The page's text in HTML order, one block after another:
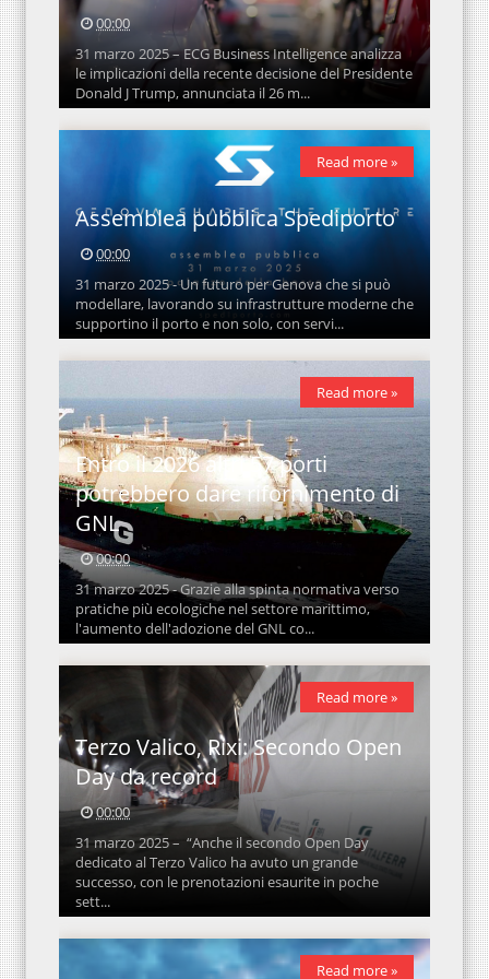
00:00
31 marzo 2025 – ECG Business Intelligence analizza
le implicazioni della recente decisione del Presidente
Donald J Trump, annunciata il 26 m...
Assemblea pubblica Spediporto
00:00
31 marzo 2025 - Un futuro per Genova che si può
modellare, lavorando su infrastrutture moderne che
supportino il porto e non solo, con servi...
Read more »
Entro il 2026 altri 57 porti
potrebbero dare rifornimento di
GNL
00:00
31 marzo 2025 - Grazie alla spinta normativa verso
pratiche più ecologiche nel settore marittimo,
l'aumento dell'adozione del GNL co...
Read more »
Terzo Valico, Rixi: Secondo Open
Day da record
00:00
31 marzo 2025 – “Anche il secondo Open Day
dedicato al Terzo Valico ha avuto un grande
successo, con le prenotazioni esaurite in poche
sett...
Read more »
Read more »